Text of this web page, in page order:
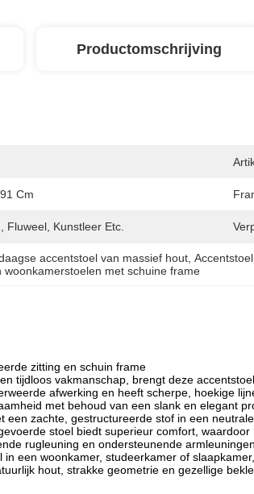
Productomschrijving
Cm
Fluweel, Kunstleer Etc.
accentstoel van massief hout
woonkamerstoelen met schuine frame
zitting en schuin frame
tijdloos vakmanschap, brengt deze
afwerking en heeft scherpe, hoekige
met behoud van een slank en elegant
een zachte, gestructureerde stof in een
stoel biedt superieur comfort,
rugleuning en ondersteunende
een woonkamer, studeerkamer of
hout, strakke geometrie en gezellige